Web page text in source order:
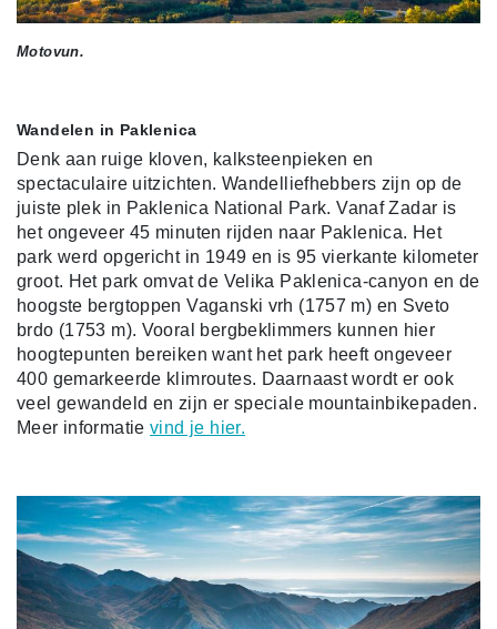
Motovun.
Wandelen in Paklenica
Denk aan ruige kloven, kalksteenpieken en
spectaculaire uitzichten. Wandelliefhebbers zijn op de
juiste plek in Paklenica National Park. Vanaf Zadar is
het ongeveer 45 minuten rijden naar Paklenica. Het
park werd opgericht in 1949 en is 95 vierkante kilometer
groot. Het park omvat de Velika Paklenica-canyon en de
hoogste bergtoppen Vaganski vrh (1757 m) en Sveto
brdo (1753 m). Vooral bergbeklimmers kunnen hier
hoogtepunten bereiken want het park heeft ongeveer
400 gemarkeerde klimroutes. Daarnaast wordt er ook
veel gewandeld en zijn er speciale mountainbikepaden.
Meer informatievind je hier.